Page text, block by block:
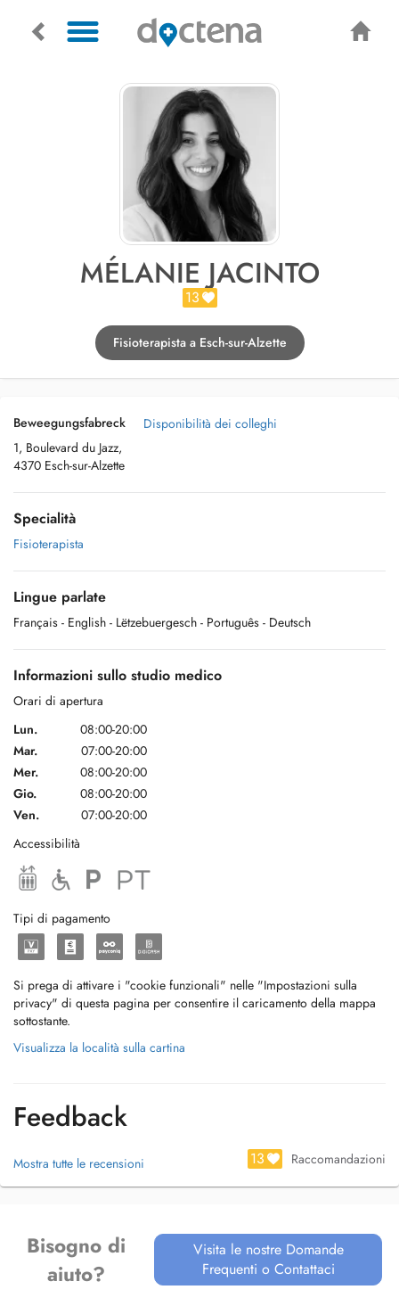
MÉLANIE JACINTO
13
Fisioterapista a Esch-sur-Alzette
Beweegungsfabreck
1, Boulevard du Jazz,
4370 Esch-sur-Alzette
Disponibilità dei colleghi
Specialità
Fisioterapista
Lingue parlate
Français - English - Lëtzebuergesch - Português - Deutsch
Informazioni sullo studio medico
Orari di apertura
Lun.
08:00-20:00
Mar.
07:00-20:00
Mer.
08:00-20:00
Gio.
08:00-20:00
Ven.
07:00-20:00
Accessibilità
Tipi di pagamento
Si prega di attivare i "cookie funzionali" nelle "Impostazioni sulla
privacy" di questa pagina per consentire il caricamento della mappa
sottostante.
Visualizza la località sulla cartina
Feedback
Mostra tutte le recensioni 13 Raccomandazioni
Bisogno di
aiuto?
Visita le nostre Domande
Frequenti o Contattaci